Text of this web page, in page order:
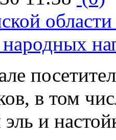
в том
и